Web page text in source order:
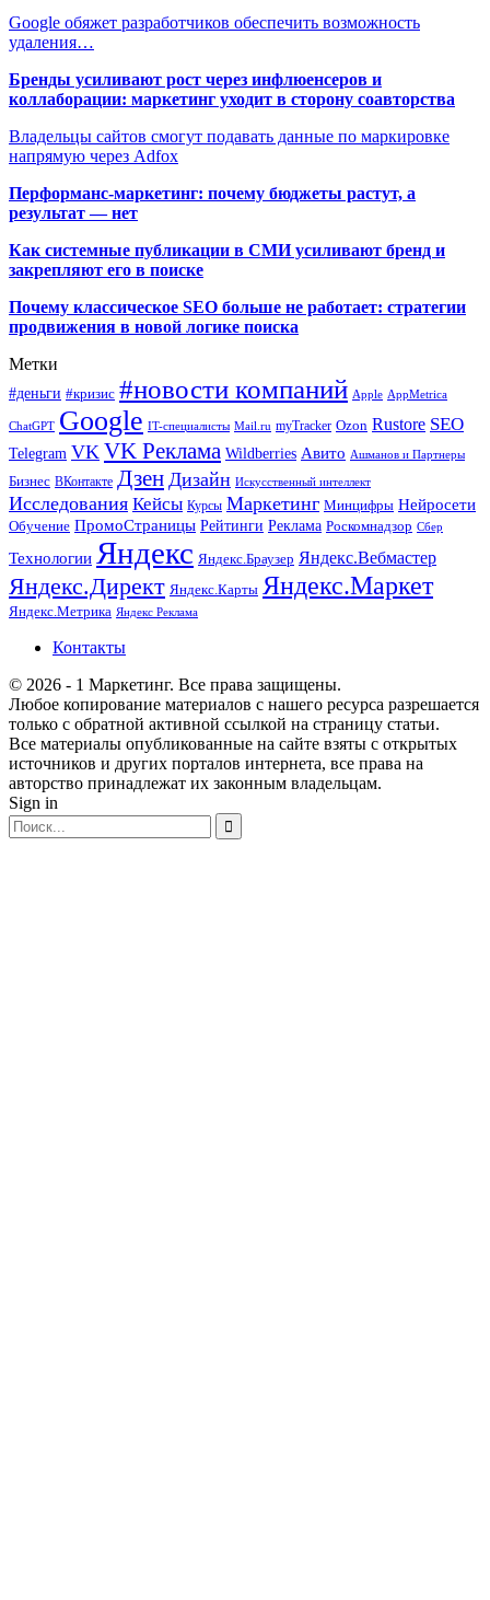
Google обяжет разработчиков обеспечить возможность
удаления…
Бренды усиливают рост через инфлюенсеров и
коллаборации: маркетинг уходит в сторону соавторства
Владельцы сайтов смогут подавать данные по маркировке
напрямую через Adfox
Перформанс-маркетинг: почему бюджеты растут, а
результат — нет
Как системные публикации в СМИ усиливают бренд и
закрепляют его в поиске
Почему классическое SEO больше не работает: стратегии
продвижения в новой логике поиска
Метки
#деньги #кризис #новости компаний Apple AppMetrica
ChatGPT Google IT-специалисты Mail.ru myTracker Ozon Rustore SEO
Telegram VK VK Реклама Wildberries Авито Ашманов и Партнеры
Бизнес ВКонтакте Дзен Дизайн Искусственный интеллект
Исследования Кейсы Курсы Маркетинг Минцифры Нейросети
Обучение ПромоСтраницы Рейтинги Реклама Роскомнадзор Сбер
Технологии Яндекс Яндекс.Браузер Яндекс.Вебмастер
Яндекс.Директ Яндекс.Карты Яндекс.Маркет
Яндекс.Метрика Яндекс Реклама
Контакты
© 2026 - 1 Маркетинг. Все права защищены.
Любое копирование материалов с нашего ресурса разрешается
только с обратной активной ссылкой на страницу статьи.
Все материалы опубликованные на сайте взяты с открытых
источников и других порталов интернета, все права на
авторство принадлежат их законным владельцам.
Sign in